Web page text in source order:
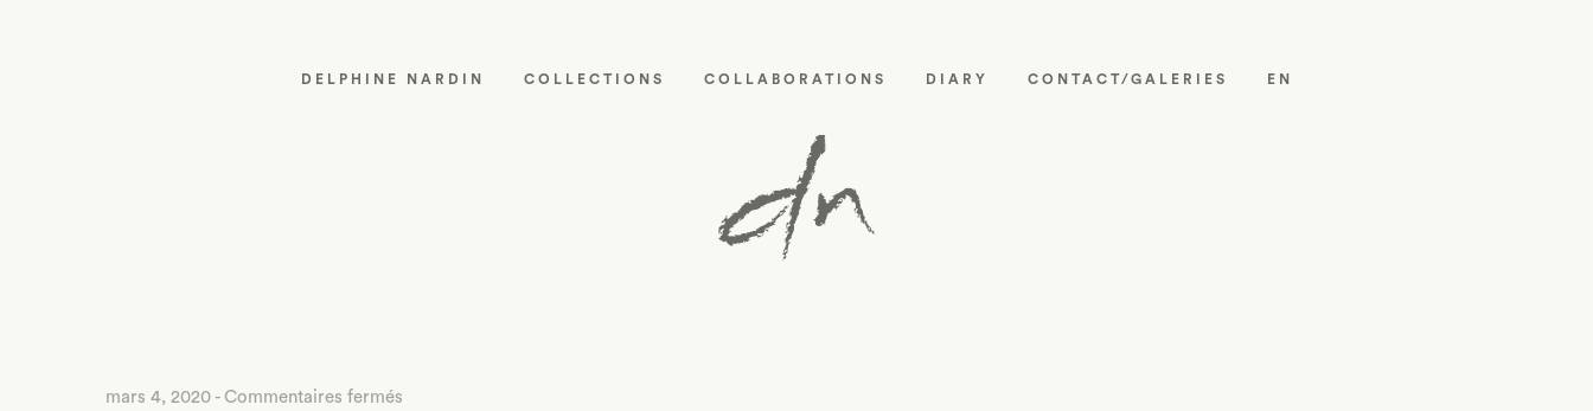
DELPHINE NARDIN COLLECTIONS COLLABORATIONS DIARY CONTACT/GALERIES EN
mars 4, 2020 - Commentaires fermés